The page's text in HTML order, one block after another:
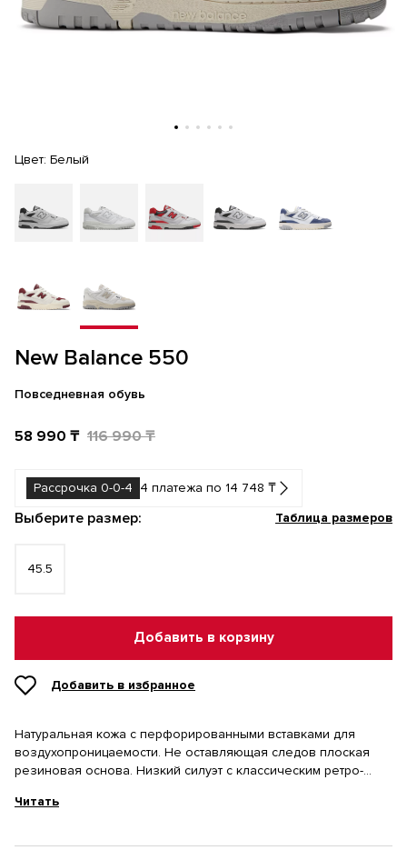
New Balance 550
Повседневная обувь
58 990 ₸ 116 990 ₸
Рассрочка 0-0-4 4 платежа по 14 748 ₸
Цвет: Белый
Выберите размер: Таблица размеров
45.5
Добавить в корзину
Добавить в избранное
Натуральная кожа с перфорированными вставками для
воздухопроницаемости. Не оставляющая следов плоская
резиновая основа. Низкий силуэт с классическим ретро-
Читать